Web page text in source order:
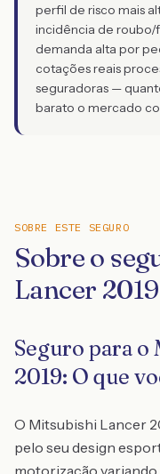
perfil de risco mais
incidência de roubo/
demanda alta por
cotações reais
seguradoras —
barato o mercado
SOBRE ESTE SEGURO
Sobre o
Lancer 2019
Seguro para
2019: O que
O Mitsubishi Lancer
pelo seu design
motorização variando